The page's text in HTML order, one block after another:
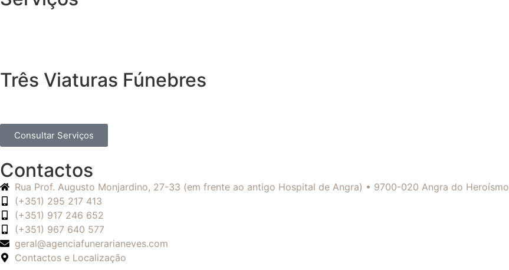
Três Viaturas Fúnebres
Consultar Serviços
Contactos
Rua Prof. Augusto Monjardino, 27-33 (em frente ao antigo Hospital de Angra) • 9700-020 Angra do Heroísmo
(+351) 295 217 413
(+351) 917 246 652
(+351) 967 640 577
geral@agenciafunerarianeves.com
Contactos e Localização